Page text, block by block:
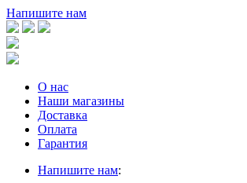
Напишите нам
О нас
Наши магазины
Доставка
Оплата
Гарантия
Напишите нам: